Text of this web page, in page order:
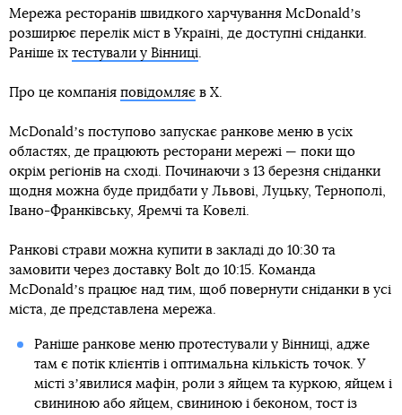
Мережа ресторанів швидкого харчування McDonaldʼs
розширює перелік міст в Україні, де доступні сніданки.
Раніше їх тестували у Вінниці
Про це компанія повідомляє в X.
McDonaldʼs поступово запускає ранкове меню в усіх
областях, де працюють ресторани мережі — поки що
окрім регіонів на сході. Починаючи з 13 березня сніданки
щодня можна буде придбати у Львові, Луцьку, Тернополі,
Івано-Франківську, Яремчі та Ковелі.
Ранкові страви можна купити в закладі до 10:30 та
замовити через доставку Bolt до 10:15. Команда
McDonaldʼs працює над тим, щоб повернути сніданки в усі
міста, де представлена мережа.
Раніше ранкове меню протестували у Вінниці, адже
там є потік клієнтів і оптимальна кількість точок. У
місті зʼявилися мафін, роли з яйцем та куркою, яйцем і
свининою або яйцем, свининою і беконом, тост із